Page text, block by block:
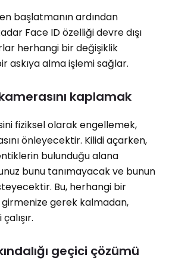
başlatmanın ardından
Face ID özelliği devre dışı
herhangi bir değişiklik
askıya alma işlemi sağlar.
kaplamak
fiziksel olarak engellemek,
önleyecektir. Kilidi açarken,
bulunduğu alana
bunu tanımayacak ve bunun
Bu, herhangi bir
gerek kalmadan,
geçici çözümü